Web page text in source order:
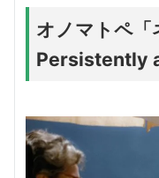
オノマトペ「
Persistently